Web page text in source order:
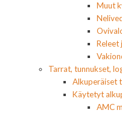
Muut
Releet
Tarrat, tunnukset,
Alkuperäiset
Käytetyt
AMC